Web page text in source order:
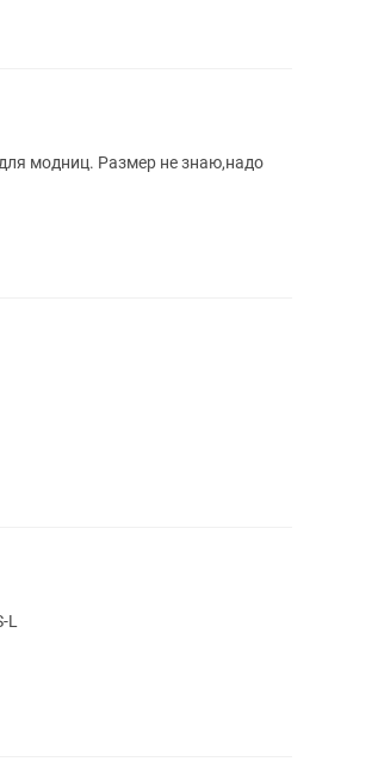
модниц. Размер не знаю,надо